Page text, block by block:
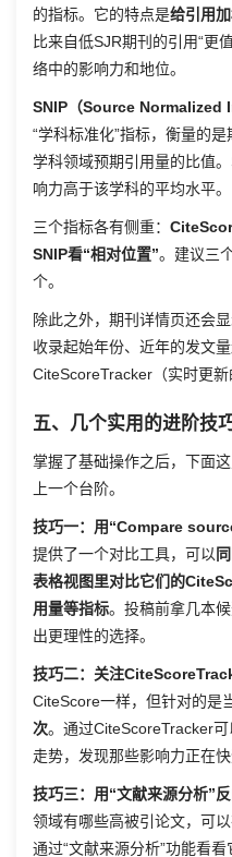
的指标。它的特点是给引用
比来自低SJR期刊的引用“更
络中的影响力和地位。
SNIP（Source Normalized
“学科标准化”指标，衡量的
学科领域预期引用量的比值
响力高于该学科的平均水平。
三个指标各有侧重：
SNIP看“相对位置”。建议三
个。
除此之外，期刊详情页还会
收录起始年份、近年的发文量
CiteScoreTracker（实时更新
五、几个实用的进阶技
掌握了基础操作之后，下面
上一个台阶。
技巧一：用“Compare
提供了一个对比工具，可以
表格视图里对比它们的
用量等指标。投稿前拿几本
出更理性的选择。
技巧二：关注
CiteScore一样，但针对的是
次。通过CiteScoreTracker
走势，发现那些影响力正在快
技巧三：用“文献来源分析”反
领域有哪些高被引论文，可
通过“文献来源分析”功能看